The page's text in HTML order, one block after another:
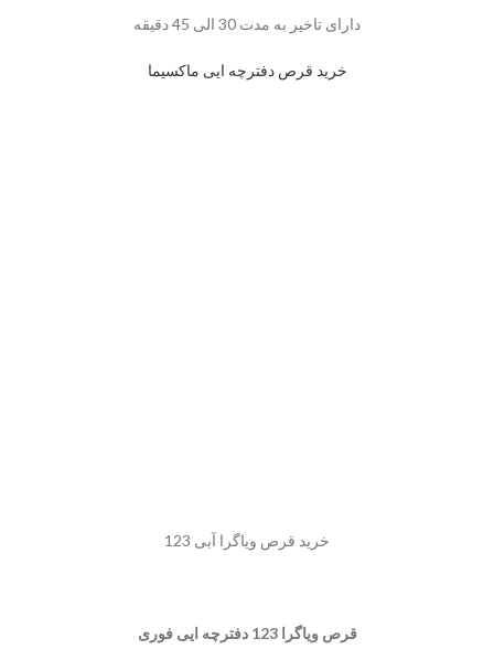
دارای تاخیر به مدت 30 الی 45 دقیقه
خرید قرص دفترچه ایی ماکسیما
خرید قرص ویاگرا آبی 123
قرص ویاگرا 123 دفترچه ایی فوری